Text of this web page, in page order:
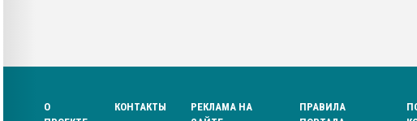
О
КОНТАКТЫ
РЕКЛАМА НА
ПРАВИЛА